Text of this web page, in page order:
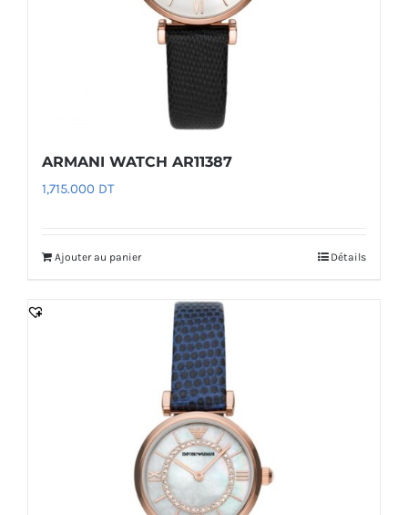
ARMANI WATCH AR11387
1,715.000 DT
Ajouter au panier Détails